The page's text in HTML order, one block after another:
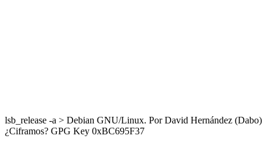
lsb_release -a > Debian GNU/Linux. Por David Hernández (Dabo)
¿Ciframos? GPG Key 0xBC695F37